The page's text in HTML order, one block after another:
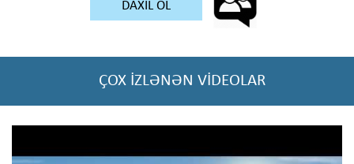
DAXİL OL
ÇOX İZLƏNƏN VİDEOLAR